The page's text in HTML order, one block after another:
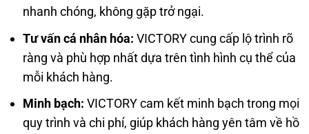
nhanh chóng, không gặp trở ngại.
Tư vấn cá nhân hóa: VICTORY cung cấp lộ trình rõ
ràng và phù hợp nhất dựa trên tình hình cụ thể của
mỗi khách hàng.
Minh bạch: VICTORY cam kết minh bạch trong mọi
quy trình và chi phí, giúp khách hàng yên tâm về hồ